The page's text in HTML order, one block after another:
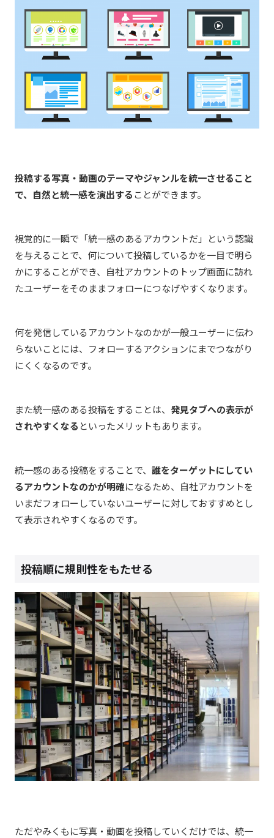
投稿する写真・動画のテーマやジャンルを統一させること
で、自然と統一感を演出することができます。
視覚的に一瞬で「統一感のあるアカウントだ」という認識
を与えることで、何について投稿しているかを一目で明ら
かにすることができ、自社アカウントのトップ画面に訪れ
たユーザーをそのままフォローにつなげやすくなります。
何を発信しているアカウントなのかが一般ユーザーに伝わ
らないことには、フォローするアクションにまでつながり
にくくなるのです。
また統一感のある投稿をすることは、 発見タブへの表示が
されやすくなる といったメリットもあります。
統一感のある投稿をすることで、 誰をターゲットにしてい
るアカウントなのかが明確になるため、自社アカウントを
いまだフォローしていないユーザーに対しておすすめとし
て表示されやすくなるのです。
投稿順に規則性をもたせる
ただやみくもに写真・動画を投稿していくだけでは、統一